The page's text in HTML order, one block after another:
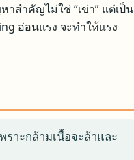
าสำคัญไม่ใช่ “เข่า” แต่เป็น
อ่อนแรง จะทำให้แรง
ราะกล้ามเนื้อจะล้าและ